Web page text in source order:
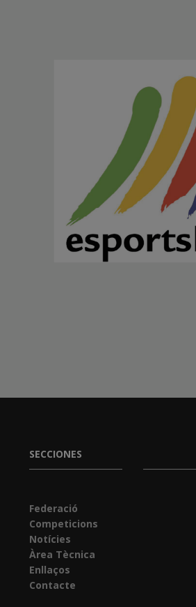
SECCIONES
Federació
Competicions
Notícies
Àrea Tècnica
Enllaços
Contacte